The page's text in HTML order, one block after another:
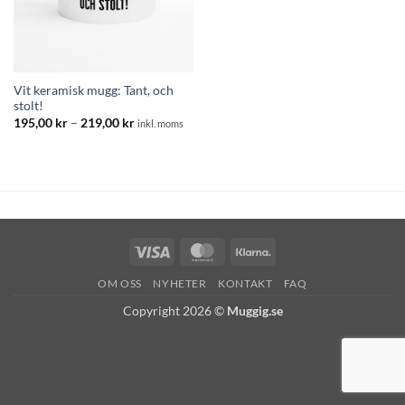
Vit keramisk mugg: Tant, och
stolt!
195,00 kr – 219,00 krPrisintervall:
inkl. moms
Visa MasterCard
OM OSS NYHETER KONTAKT FAQ
Copyright 2026 © Muggig.se